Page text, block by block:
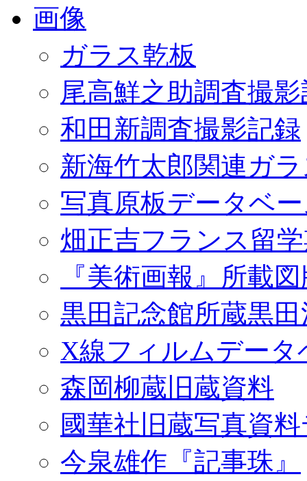
画像
ガラス乾板
尾高鮮之助調査撮
和田新調査撮影記録
新海竹太郎関連ガ
写真原板データベ
畑正吉フランス留
『美術画報』所載
黒田記念館所蔵黒
X線フィルムデータ
森岡柳蔵旧蔵資料
國華社旧蔵写真資
今泉雄作『記事珠』